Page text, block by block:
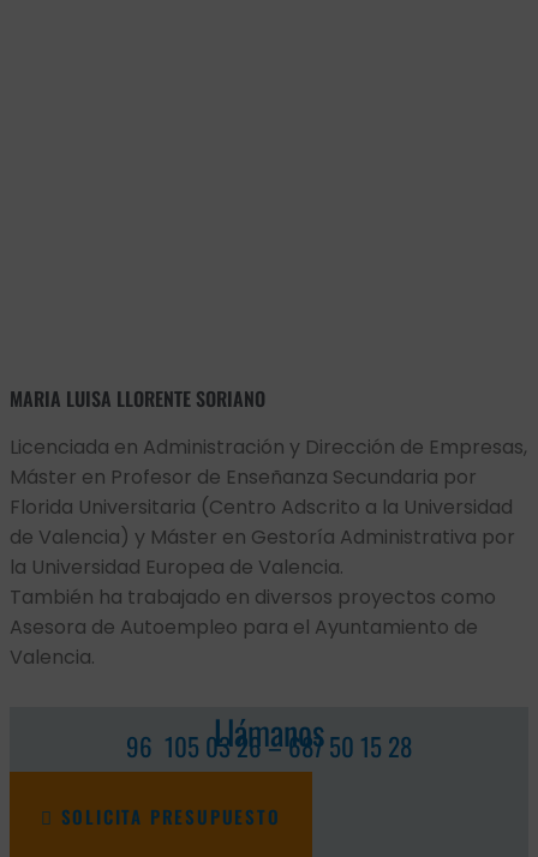
MARIA LUISA LLORENTE SORIANO
Licenciada en Administración y Dirección de Empresas,
Máster en Profesor de Enseñanza Secundaria por
Florida Universitaria (Centro Adscrito a la Universidad
de Valencia) y Máster en Gestoría Administrativa por
la Universidad Europea de Valencia.
También ha trabajado en diversos proyectos como
Asesora de Autoempleo para el Ayuntamiento de
Valencia.
Llámanos
96 105 03 26 – 687 50 15 28
SOLICITA PRESUPUESTO